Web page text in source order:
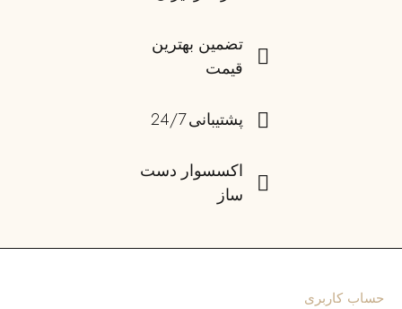
تضمین بهترین
قیمت
پشتیبانی 24/7
اکسسوار دست
ساز
حساب کاربری